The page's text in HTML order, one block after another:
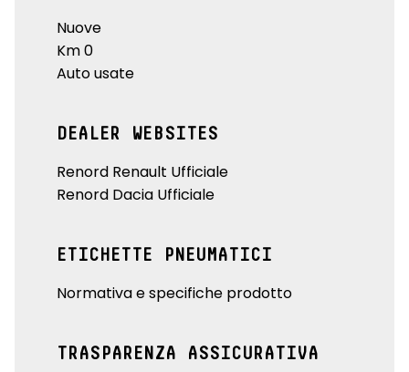
Nuove
Km 0
Auto usate
DEALER WEBSITES
Renord Renault Ufficiale
Renord Dacia Ufficiale
ETICHETTE PNEUMATICI
Normativa e specifiche prodotto
TRASPARENZA ASSICURATIVA